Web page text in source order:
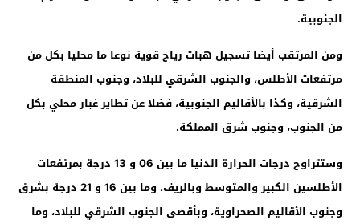
الجنوبية.
ومن المرتقب أيضا تسجيل هبات رياح قوية نوعا ما محليا بكل من
مرتفعات الأطلس، والجنوب الشرقي للبلاد، وجنوب المنطقة
الشرقية، وكذا بالأقاليم الجنوبية، فضلا عن تطاير غبار محلي بكل
من الجنوب، وجنوب شرق المملكة.
وستتراوح درجات الحرارة الدنيا ما بين 06 و 13 درجة بمرتفعات
الأطلسين الكبير والمتوسط وبالريف، وما بين 16 و 21 درجة بشرق
وجنوب الأقاليم الصحراوية، وبأقصى الجنوب الشرقي للبلاد، وما